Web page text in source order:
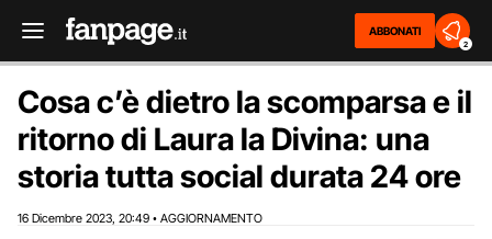
ABBONATI
2
Cosa c’è dietro la scomparsa e il
ritorno di Laura la Divina: una
storia tutta social durata 24 ore
16 Dicembre 2023 20:49 • AGGIORNAMENTO